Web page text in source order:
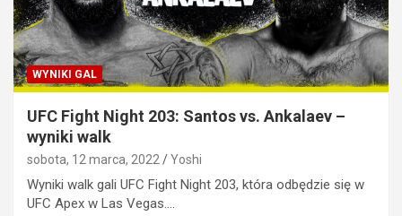
WYNIKI GAL
UFC Fight Night 203: Santos vs. Ankalaev –
wyniki walk
sobota, 12 marca, 2022 Yoshi
Wyniki walk gali UFC Fight Night 203, która odbędzie się w
UFC Apex w Las Vegas.…